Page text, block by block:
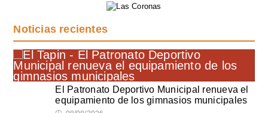
Noticias recientes
El Patronato Deportivo Municipal renueva el
equipamiento de los gimnasios municipales